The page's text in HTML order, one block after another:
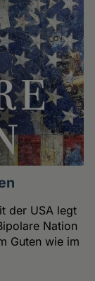
der USA legt
Nation
Guten wie im